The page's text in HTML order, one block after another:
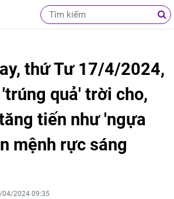
thứ Tư 17/4/2024,
quả' trời cho,
tiến như 'ngựa
mệnh rực sáng
04/2024 09:35